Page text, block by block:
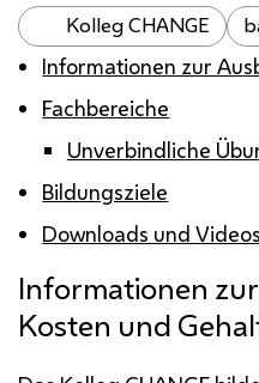
Kolleg CHANGE
Informationen zur
Fachbereiche
Unverbindliche
Bildungsziele
Downloads und Videos
Informationen
Kosten und